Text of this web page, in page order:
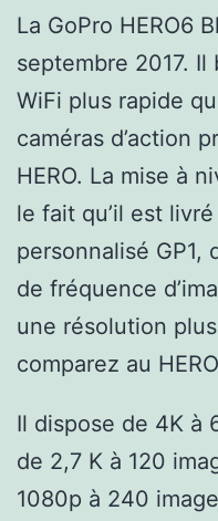
La GoPro HERO6
septembre 2017.
WiFi plus rapide
caméras d’action
HERO. La mise à
le fait qu’il est
personnalisé GP1,
de fréquence
une résolution
comparez au
Il dispose de 4K à
de 2,7 K à 120
1080p à 240